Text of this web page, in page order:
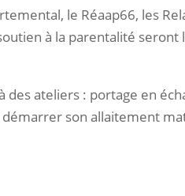
le Réaap66, les
à la parentalité
des ateliers : portage en
démarrer son allaitement